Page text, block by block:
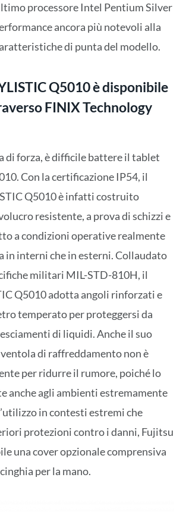
processore Intel Pentium Silver
ancora più notevoli alla
di punta del modello.
Q5010 è disponibile
FINIX Technology
di forza, è difficile battere il tablet
Con la certificazione IP54, il
Q5010 è infatti costruito
resistente, a prova di schizzi e
a condizioni operative realmente
in interni che in esterni. Collaudato
militari MIL-STD-810H, il
Q5010 adotta angoli rinforzati e
temperato per proteggersi da
di liquidi. Anche il suo
di raffreddamento non è
per ridurre il rumore, poiché lo
anche agli ambienti estremamente
in contesti estremi che
protezioni contro i danni, Fujitsu
una cover opzionale comprensiva
per la mano.